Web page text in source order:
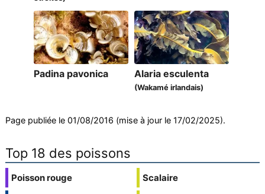
Padina pavonica Alaria esculenta
(Wakamé irlandais)
Page publiée le 01/08/2016 (mise à jour le 17/02/2025).
Top 18 des poissons
Poisson rouge
Scalaire